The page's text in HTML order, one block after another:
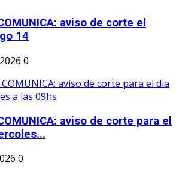
aviso de corte el
14
0
aviso de corte para el
0